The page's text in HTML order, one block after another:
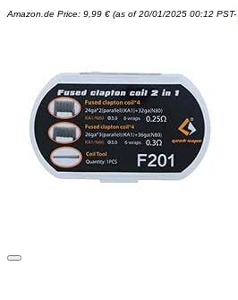
Amazon.de Price: 9,99 € (as of 20/01/2025 00:12 PST-